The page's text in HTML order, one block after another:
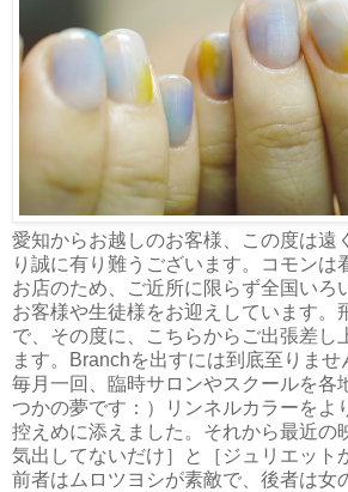
愛知からお越しのお客様、この度は遠
り誠に有り難うございます。コモンは
お店のため、ご近所に限らず全国いろ
お客様や生徒様をお迎えしています。
で、その度に、こちらからご出張差し
ます。Branchを出すには到底至りませ
毎月一回、臨時サロンやスクールを各
つかの夢です：）リンネルカラーをよ
控えめに添えました。それから最近の
気出してないだけ］と［ジュリエット
前者はムロツヨシが素敵で、後者は女